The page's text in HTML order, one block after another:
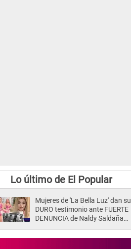
Lo último de El Popular
Mujeres de 'La Bella Luz' dan su
DURO testimonio ante FUERTE
DENUNCIA de Naldy Saldaña